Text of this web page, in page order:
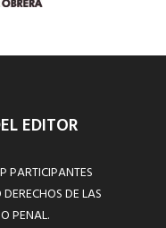
EDITOR
PARTICIPANTES
DE LAS
PENAL.